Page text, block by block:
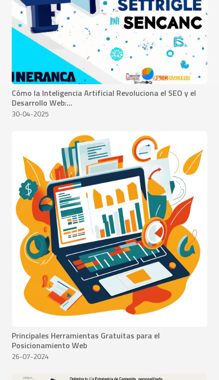
Cómo la Inteligencia Artificial Revoluciona el SEO y el
Desarrollo Web:...
30-04-2025
Principales Herramientas Gratuitas para el
Posicionamiento Web
26-07-2024